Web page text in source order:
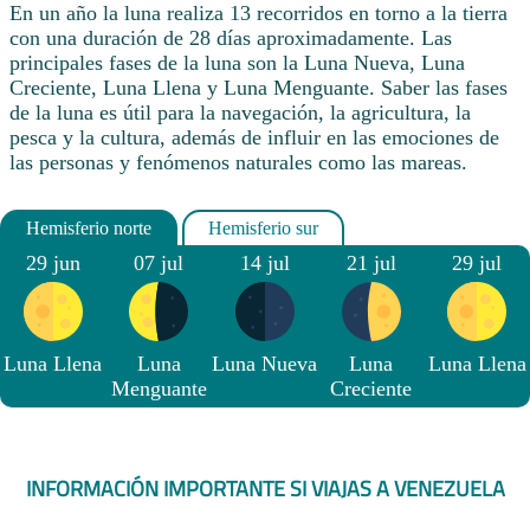
En un año la luna realiza 13 recorridos en torno a la tierra
con una duración de 28 días aproximadamente. Las
principales fases de la luna son la Luna Nueva, Luna
Creciente, Luna Llena y Luna Menguante. Saber las fases
de la luna es útil para la navegación, la agricultura, la
pesca y la cultura, además de influir en las emociones de
las personas y fenómenos naturales como las mareas.
29 jun
Luna Llena
07 jul
Luna
Menguante
14 jul
Luna Nueva
21 jul
Luna
Creciente
29 jul
Luna Llena
INFORMACIÓN IMPORTANTE SI VIAJAS A VENEZUELA